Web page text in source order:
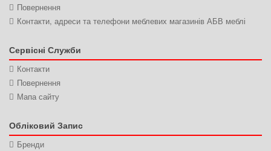
Повернення
Контакти, адреси та телефони меблевих магазинів АБВ меблі
Сервісні Служби
Контакти
Повернення
Мапа сайту
Обліковий Запис
Бренди